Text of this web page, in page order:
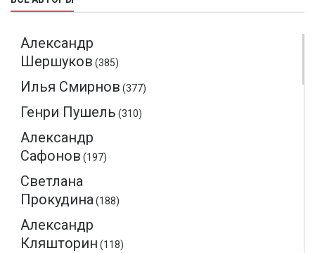
Александр
Шершуков (385)
Илья Смирнов (377)
Генри Пушель (310)
Александр
Сафонов (197)
Светлана
Прокудина(188)
Александр
Кляшторин (118)